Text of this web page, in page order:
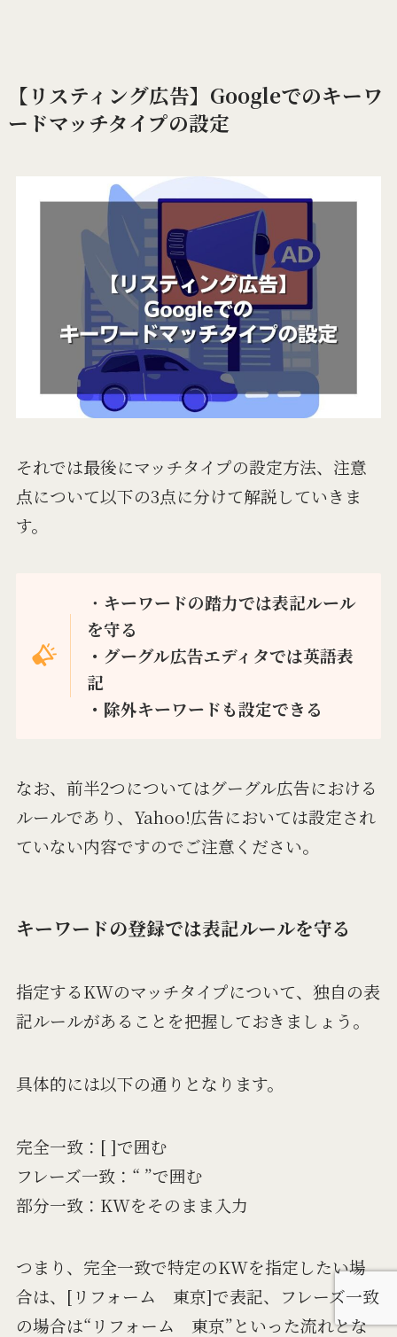
【リスティング広告】Googleでのキーワ
ードマッチタイプの設定
それでは最後にマッチタイプの設定方法、注意
点について以下の3点に分けて解説していきま
す。
・ キーワードの踏力では表記ルール
を守る
・グーグル広告エディタでは英語表
記
・除外キーワードも設定できる
なお、前半2つについてはグーグル広告における
ルールであり、Yahoo!広告においては設定され
ていない内容ですのでご注意ください。
キーワードの登録では表記ルールを守る
指定するKWのマッチタイプについて、独自の表
記ルールがあることを把握しておきましょう。
具体的には以下の通りとなります。
完全一致：[ ]で囲む
フレーズ一致：“ ”で囲む
部分一致：KWをそのまま入力
つまり、完全一致で特定のKWを指定したい場
合は、[リフォーム 東京]で表記、フレーズ一致
の場合は“リフォーム 東京”といった流れとな